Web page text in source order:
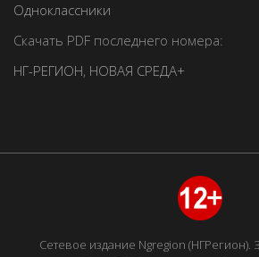
Одноклассники
Скачать PDF последнего номера:
НГ-РЕГИОН, НОВАЯ СРЕДА+
Сетевое издание Ngregion (НГРегион).